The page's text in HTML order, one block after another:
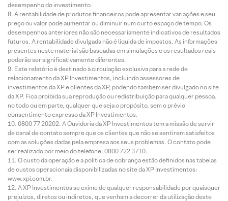
desempenho do investimento.
A rentabilidade de produtos financeiros pode apresentar variações e seu
preço ou valor pode aumentar ou diminuir num curto espaço de tempo. Os
desempenhos anteriores não são necessariamente indicativos de resultados
futuros. A rentabilidade divulgada não é líquida de impostos. As informações
presentes neste material são baseadas em simulações e os resultados reais
poderão ser significativamente diferentes.
Este relatório é destinado à circulação exclusiva para a rede de
relacionamento da XP Investimentos, incluindo assessores de
investimentos da XP e clientes da XP, podendo também ser divulgado no site
da XP. Fica proibida sua reprodução ou redistribuição para qualquer pessoa,
no todo ou em parte, qualquer que seja o propósito, sem o prévio
consentimento expresso da XP Investimentos.
0800 77 20202. A Ouvidoria da XP Investimentos tem a missão de servir
de canal de contato sempre que os clientes que não se sentirem satisfeitos
com as soluções dadas pela empresa aos seus problemas. O contato pode
ser realizado por meio do telefone: 0800 722 3710.
O custo da operação e a política de cobrança estão definidos nas tabelas
de custos operacionais disponibilizadas no site da XP Investimentos:
www.xpi.com.br.
A XP Investimentos se exime de qualquer responsabilidade por quaisquer
prejuízos, diretos ou indiretos, que venham a decorrer da utilização deste